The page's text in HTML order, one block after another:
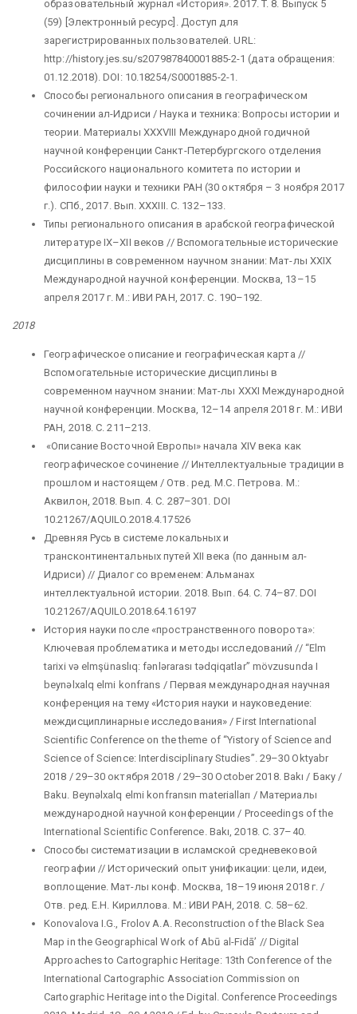
образовательный журнал «История». 2017. T. 8. Выпуск 5
(59) [Электронный ресурс]. Доступ для
зарегистрированных пользователей. URL:
http://history.jes.su/s207987840001885-2-1 (дата обращения:
01.12.2018). DOI: 10.18254/S0001885-2-1.
Способы регионального описания в географическом
сочинении ал-Идриси / Наука и техника: Вопросы истории и
теории. Материалы XXXVIII Международной годичной
научной конференции Санкт-Петербургского отделения
Российского национального комитета по истории и
философии науки и техники РАН (30 октября – 3 ноября 2017
г.). СПб., 2017. Вып. XXXIII. С. 132–133.
Типы регионального описания в арабской географической
литературе IX–XII веков // Вспомогательные исторические
дисциплины в современном научном знании: Мат-лы XXIX
Международной научной конференции. Москва, 13–15
апреля 2017 г. М.: ИВИ РАН, 2017. С. 190–192.
2018
Географическое описание и географическая карта //
Вспомогательные исторические дисциплины в
современном научном знании: Мат-лы XXXI Международной
научной конференции. Москва, 12–14 апреля 2018 г. М.: ИВИ
РАН, 2018. С. 211–213.
«Описание Восточной Европы» начала XIV века как
географическое сочинение // Интеллектуальные традиции в
прошлом и настоящем / Отв. ред. М.С. Петрова. М.:
Аквилон, 2018. Вып. 4. С. 287–301. DOI
10.21267/AQUILO.2018.4.17526
Древняя Русь в системе локальных и
трансконтинентальных путей XII века (по данным ал-
Идриси) // Диалог со временем: Альманах
интеллектуальной истории. 2018. Вып. 64. С. 74–87. DOI
10.21267/AQUILO.2018.64.16197
История науки после «пространственного поворота»:
Ключевая проблематика и методы исследований // “Elm
tarixi və elmşünaslıq: fənlərarası tədqiqatlar” mövzusunda I
beynəlxalq elmi konfrans / Первая международная научная
конференция на тему «История науки и науковедение:
междисциплинарные исследования» / First International
Scientific Conference on the theme of “Yistory of Science and
Science of Science: Interdisciplinary Studies”. 29–30 Oktyabr
2018 / 29–30 октября 2018 / 29–30 October 2018. Bakı / Баку /
Baku. Beynəlxalq elmi konfransın materialları / Материалы
международной научной конференции / Proceedings of the
International Scientific Conference. Bakı, 2018. С. 37–40.
Способы систематизации в исламской средневековой
географии // Исторический опыт унификации: цели, идеи,
воплощение. Мат-лы конф. Москва, 18–19 июня 2018 г. /
Отв. ред. Е.Н. Кириллова. М.: ИВИ РАН, 2018. С. 58–62.
Konovalova I.G., Frolov A.A. Reconstruction of the Black Sea
Map in the Geographical Work of Abū al-Fidā’ // Digital
Approaches to Cartographic Heritage: 13th Conference of the
International Cartographic Association Commission on
Cartographic Heritage into the Digital. Conference Proceedings